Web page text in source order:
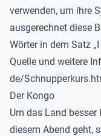
verwenden, um ihre
ausgerechnet diese
Wörter in dem Satz
Quelle und weitere
de/
Der Kongo
Um das Land besser
diesem Abend geht,